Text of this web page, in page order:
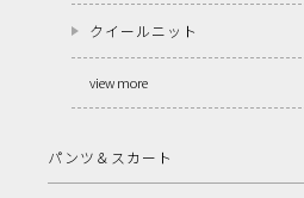
クイールニット
view more
パンツ＆スカート